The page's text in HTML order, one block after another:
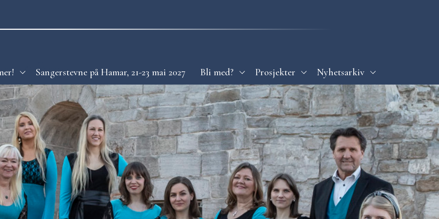
Aften
Sangerstevne på Hamar, 21-23 mai 2027 Bli med? Prosjekter Nyhetsarkiv